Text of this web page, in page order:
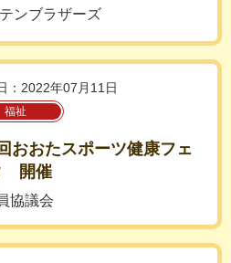
ンブラザーズ
：2022年07月11日
福祉
おおたスポーツ健康フェ
開催
協議会